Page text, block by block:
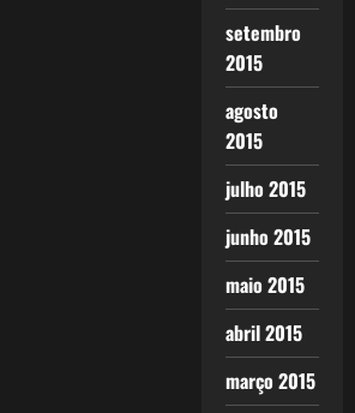
setembro
2015
agosto
2015
julho 2015
junho 2015
maio 2015
abril 2015
março 2015